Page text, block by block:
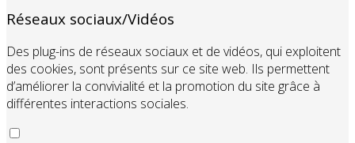
Réseaux sociaux/Vidéos
Des plug-ins de réseaux sociaux et de vidéos, qui exploitent
des cookies, sont présents sur ce site web. Ils permettent
d’améliorer la convivialité et la promotion du site grâce à
différentes interactions sociales.